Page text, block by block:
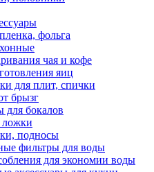
фольга
чая и кофе
яиц
для плит, спички
брызг
для бокалов
подносы
фильтры для воды
для экономии воды